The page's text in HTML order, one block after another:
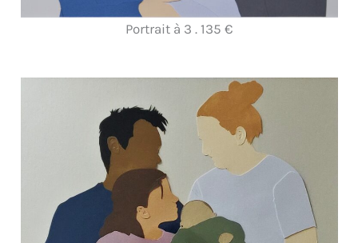
Portrait à 3 . 135 €